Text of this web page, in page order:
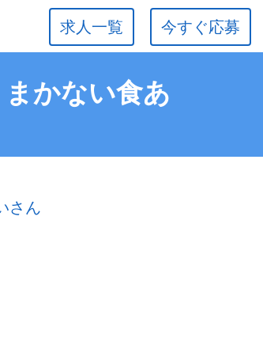
今すぐ応募
求人一覧
かない食あ
さん